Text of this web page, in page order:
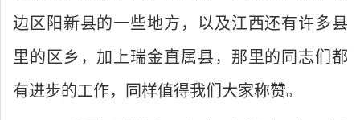
边区阳新县的一些地方，以及江西还有许多县
里的区乡，加上瑞金直属县，那里的同志们都
有进步的工作，同样值得我们大家称赞。